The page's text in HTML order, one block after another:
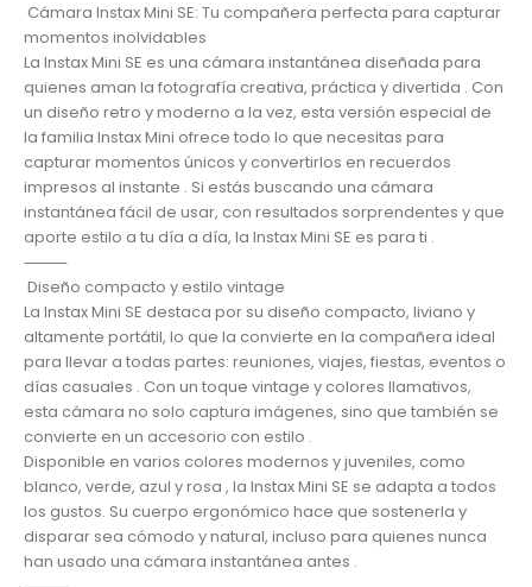
Cámara Instax Mini SE: Tu compañera perfecta para capturar
momentos inolvidables
La Instax Mini SE es una cámara instantánea diseñada para
quienes aman la fotografía creativa, práctica y divertida . Con
un diseño retro y moderno a la vez, esta versión especial de
la familia Instax Mini ofrece todo lo que necesitas para
capturar momentos únicos y convertirlos en recuerdos
impresos al instante . Si estás buscando una cámara
instantánea fácil de usar, con resultados sorprendentes y que
aporte estilo a tu día a día, la Instax Mini SE es para ti .
⸻
Diseño compacto y estilo vintage
La Instax Mini SE destaca por su diseño compacto, liviano y
altamente portátil, lo que la convierte en la compañera ideal
para llevar a todas partes: reuniones, viajes, fiestas, eventos o
días casuales . Con un toque vintage y colores llamativos,
esta cámara no solo captura imágenes, sino que también se
convierte en un accesorio con estilo .
Disponible en varios colores modernos y juveniles, como
blanco, verde, azul y rosa , la Instax Mini SE se adapta a todos
los gustos. Su cuerpo ergonómico hace que sostenerla y
disparar sea cómodo y natural, incluso para quienes nunca
han usado una cámara instantánea antes .